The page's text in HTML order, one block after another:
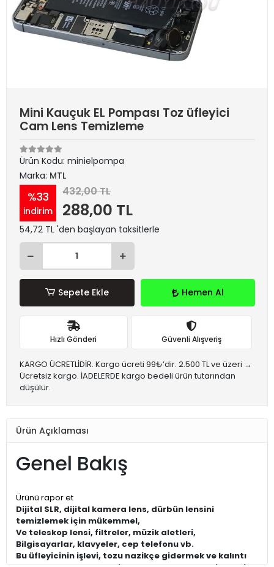
Mini Kauçuk EL Pompası Toz üfleyici
Cam Lens Temizleme
Ürün Kodu: minielpompa
Marka: MTL
%33
indirim
432,00 TL
288,00 TL
54,72 TL 'den başlayan taksitlerle
Sepete Ekle Hemen Al
Hızlı Gönderi Güvenli Alışveriş
KARGO ÜCRETLİDİR. Kargo ücreti 99₺’dir. 2.500 TL ve üzeri →
Ücretsiz kargo. İADELERDE kargo bedeli ürün tutarından
düşülür.
Ürün Açıklaması
Genel Bakış
Ürünü rapor et
Dijital SLR, dijital kamera lens, dürbün lensini
temizlemek için mükemmel,
Ve teleskop lensi, filtreler, müzik aletleri,
Bilgisayarlar, klavyeler, cep telefonu vb.
Bu üfleyicinin işlevi, tozu nazikçe gidermek ve kalıntı